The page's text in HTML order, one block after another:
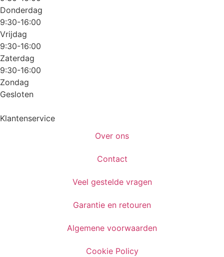
Donderdag
9:30-16:00
Vrijdag
9:30-16:00
Zaterdag
9:30-16:00
Zondag
Gesloten
Klantenservice
Over ons
Contact
Veel gestelde vragen
Garantie en retouren
Algemene voorwaarden
Cookie Policy